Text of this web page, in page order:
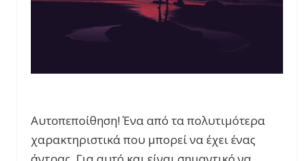
Αυτοπεποίθηση! Ένα από τα πολυτιμότερα
χαρακτηριστικά που μπορεί να έχει ένας